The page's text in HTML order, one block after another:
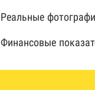
Реальные
Финансовые